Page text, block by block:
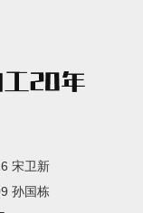
宋卫新
孙国栋